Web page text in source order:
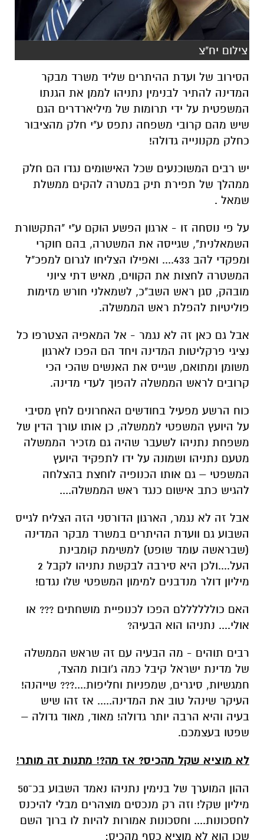
צילום יח"צ
הסירוב של ועדת ההיתרים שליד משרד מבקר
המדינה להתיר לבנימין נתניהו לממן את הגנתו
המשפטית על ידי תרומות של מיליארדרים הגם
שיש מהם קרובי משפחה נתפס ע"י חלק מהציבור
כחלק מקנונייה גדולה!
יש רבים המשוכנעים שכל האישומים נגדו הם חלק
ממהלך של תפירת תיק במטרה להקים ממשלת
שמאל .
על פי נוסחה זו - ארגון הפשע הוקם ע"י "התקשורת
השמאלנית", שגייסה את המשטרה, בהם חוקרי
ומפקדי להב 433.... ואפילו הצליחו לגרום למפכ"ל
המשטרה לחצות את הקווים, מאיש דתי ציוני
מובהק, סגן ראש השב"כ, לשמאלני חורש מזימות
פוליטיות להפלת ראש הממשלה.
אבל גם כאן זה לא נגמר - אל המאפיה הצטרפו כל
נציגי פרקליטות המדינה ויחד הם הפכו לארגון
משומן ומתואם, שגייס את האנשים שהכי הכי
קרובים לראש הממשלה להפוך לעדי מדינה.
כוח הרשע מפעיל בחודשים האחרונים לחץ מסיבי
על היועץ המשפטי לממשלה, כן אותו עורך הדין של
משפחת נתניהו לשעבר שהיה גם מזכיר הממשלה
מטעם נתניהו ושמונה על ידו לתפקיד היועץ
המשפטי – גם אותו הכנופיה לוחצת בהצלחה
להגיש כתב אישום כנגד ראש הממשלה....
אבל זה לא נגמר, הארגון הדורסני הזה הצליח לגייס
השבוע גם וועדת ההיתרים במשרד מבקר המדינה
(שבראשה עומד שופט) למשימת קומבינת
העל....ולכן היא סירבה לבקשת נתניהו לקבל 2
מיליון דולר מנדבנים למימון המשפטי שלו נגדם!
האם כוללללללם הפכו לכנופיית מושחתים ??? או
אולי.... נתניהו הוא הבעיה?
רבים תוהים - מה הבעיה עם זה שראש הממשלה
של מדינת ישראל קיבל כמה ג'ובות מהצד,
חמגשיות, סיגרים, שמפניות וחליפות....??? שייהנה!
העיקר שינהל טוב את המדינה..... אז זהו שיש
בעיה והיא הרבה יותר גדולה! מאוד, מאוד גדולה –
שפטו בעצמכם.
לא מוציא שקל מהכיס? אז מה?! מתנות זה מותר!
ההון המוערך של בנימין נתניהו נאמד השבוע בכ־50
מיליון שקל! וזה רק מנכסים מוצהרים מבלי להיכנס
לחסכונות.... וחסכונות אמורות להיות לו ברוך השם
שכן הוא לא מוציא כסף מהכיס: